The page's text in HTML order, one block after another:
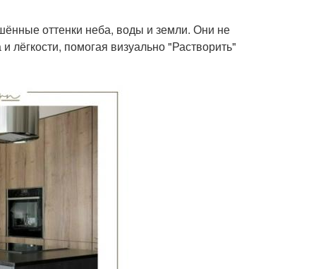
оттенки неба, воды и земли. Они не
помогая визуально "Растворить"